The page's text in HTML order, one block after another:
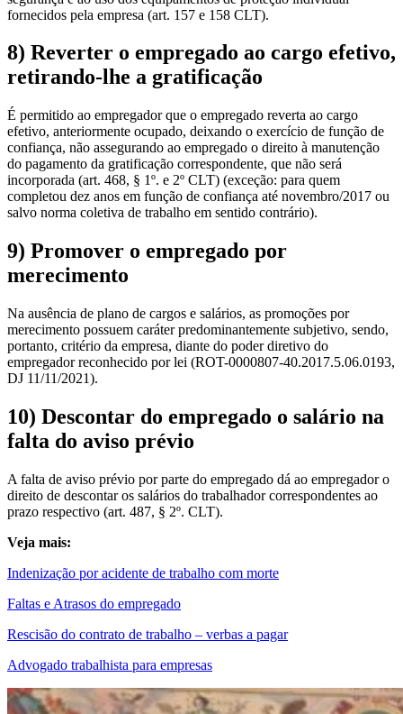
fornecidos pela empresa (art. 157 e 158 CLT).
8) Reverter o empregado ao cargo efetivo,
retirando-lhe a gratificação
É permitido ao empregador que o empregado reverta ao cargo
efetivo, anteriormente ocupado, deixando o exercício de função de
confiança, não assegurando ao empregado o direito à manutenção
do pagamento da gratificação correspondente, que não será
incorporada (art. 468, § 1º. e 2º CLT) (exceção: para quem
completou dez anos em função de confiança até novembro/2017 ou
salvo norma coletiva de trabalho em sentido contrário).
9) Promover o empregado por
merecimento
Na ausência de plano de cargos e salários, as promoções por
merecimento possuem caráter predominantemente subjetivo, sendo,
portanto, critério da empresa, diante do poder diretivo do
empregador reconhecido por lei (ROT-0000807-40.2017.5.06.0193,
DJ 11/11/2021).
10) Descontar do empregado o salário na
falta do aviso prévio
A falta de aviso prévio por parte do empregado dá ao empregador o
direito de descontar os salários do trabalhador correspondentes ao
prazo respectivo (art. 487, § 2º. CLT).
Veja mais:
Indenização por acidente de trabalho com morte
Faltas e Atrasos do empregado
Rescisão do contrato de trabalho – verbas a pagar
Advogado trabalhista para empresas